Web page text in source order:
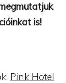
is!
Pink Hotel